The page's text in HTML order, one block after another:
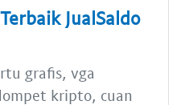
JualSaldo
grafis, vga
kripto, cuan